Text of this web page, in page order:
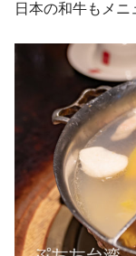
日本の和牛もメニ